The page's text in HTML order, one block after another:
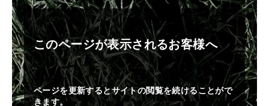
このページが表示されるお客様へ
ページを更新するとサイトの閲覧を続けることがで
きます。